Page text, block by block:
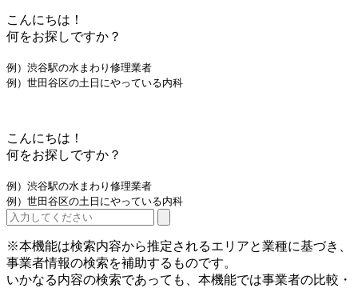
こんにちは！
何をお探しですか？
例）渋谷駅の水まわり修理業者
例）世田谷区の土日にやっている内科
こんにちは！
何をお探しですか？
例）渋谷駅の水まわり修理業者
例）世田谷区の土日にやっている内科
※本機能は検索内容から推定されるエリアと業種に基づき、
事業者情報の検索を補助するものです。
いかなる内容の検索であっても、本機能では事業者の比較・